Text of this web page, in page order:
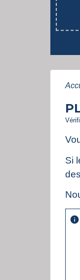
Si
des
info